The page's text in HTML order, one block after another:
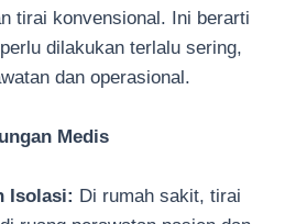
tirai konvensional. Ini berarti
dilakukan terlalu sering,
dan operasional.
Medis
Isolasi: Di rumah sakit, tirai